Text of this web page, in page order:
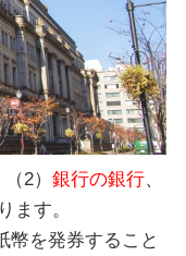
2） 銀行の銀行、
ます。
幣を発券すること